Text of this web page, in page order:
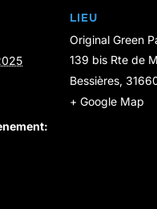
LIEU
Original Green
139 bis Rte de
Bessières,
+ Google Map